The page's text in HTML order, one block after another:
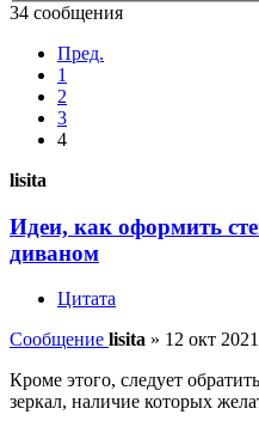
34 сообщения
Пред.
1
2
3
4
lisita
Идеи, как оформить
диваном
Цитата
Сообщение lisita » 12 окт
Кроме этого, следует
зеркал, наличие которых